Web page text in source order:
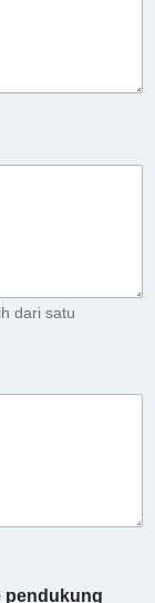
dari satu
pendukung